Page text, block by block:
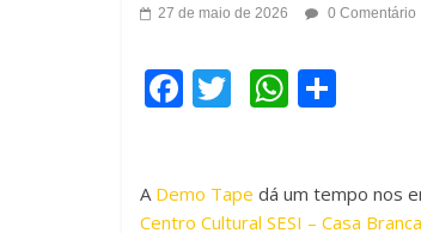
27 de maio de 2026 0 Comentário
F
e
er
W
s
p
A Demo Tape dá um tempo nos
Centro Cultural SESI – Casa Branca